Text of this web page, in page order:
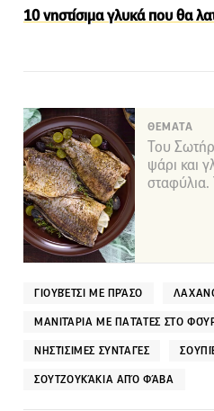
10 νηστίσιμα γλυκά που θα
ΘΕΜΑΤΑ
Του
ψάρι και
σταφύλια.
ΓΙΟΥΒΈΤΣΙ ΜΕ ΠΡΆΣΟ
ΜΑΝΙΤΆΡΙΑ ΜΕ ΠΑΤΆΤΕΣ ΣΤΟ
ΝΗΣΤΊΣΙΜΕΣ ΣΥΝΤΑΓΈΣ
ΣΟΥΤΖΟΥΚΆΚΙΑ ΑΠΌ ΦΆΒΑ